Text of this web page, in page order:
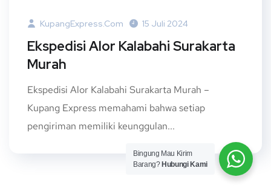
KupangExpress.com 15 Juli 2024
Ekspedisi Alor Kalabahi Surakarta
Murah
Ekspedisi Alor Kalabahi Surakarta Murah –
Kupang Express memahami bahwa setiap
pengiriman memiliki keunggulan...
Bingung Mau Kirim
Barang? Hubungi Kami